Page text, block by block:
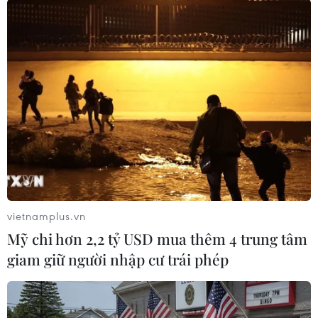
Chị Hằng, nhân viên quản lý cửa hàng Đồ du
lịch FanFan, địa chỉ 76 Nguyễn Chí Thanh (quận
Đống Đa, Hà Nội) cho biết từ đầu tháng Tư, mỗi
ngày cửa hàng tiếp nhận từ 15-20 đơn hàng, chủ
yếu là dòng sản phẩm du lịch trải nghiệm như
ba lô, túi ngủ, bàn ghế gấp gọn và các trang
phục dã ngoại, với phân khúc giá dao động
trong khoảng từ 300.000 đồng đến 2 triệu
đồng/sản phẩm.
“Phần lớn đồ dùng, phụ kiện du lịch trên thị
trường hiện nay là sản phẩm đến từ các thương
hiệu nước ngoài, có thể kể đến là MSquare
(Nhật Bản), GO&Fly (Đài Loan), NatureHike
(Trung Quốc) hay Eagle Creek (Mỹ),... Tuy
nhiên, thương hiệu Madfox của Việt Nam hiện
vietnamplus.vn
Mỹ chi hơn 2,2 tỷ USD mua thêm 4 trung tâm
giam giữ người nhập cư trái phép